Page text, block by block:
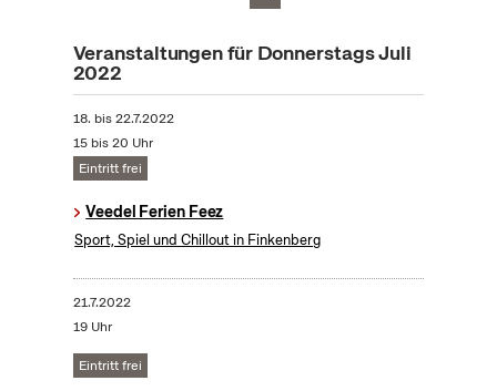
Veranstaltungen für Donnerstags Juli
2022
18. bis22.7.2022
15 bis 20 Uhr
Eintritt frei
Veedel Ferien Feez
Sport, Spiel und Chillout in Finkenberg
21.7.2022
19 Uhr
Eintritt frei